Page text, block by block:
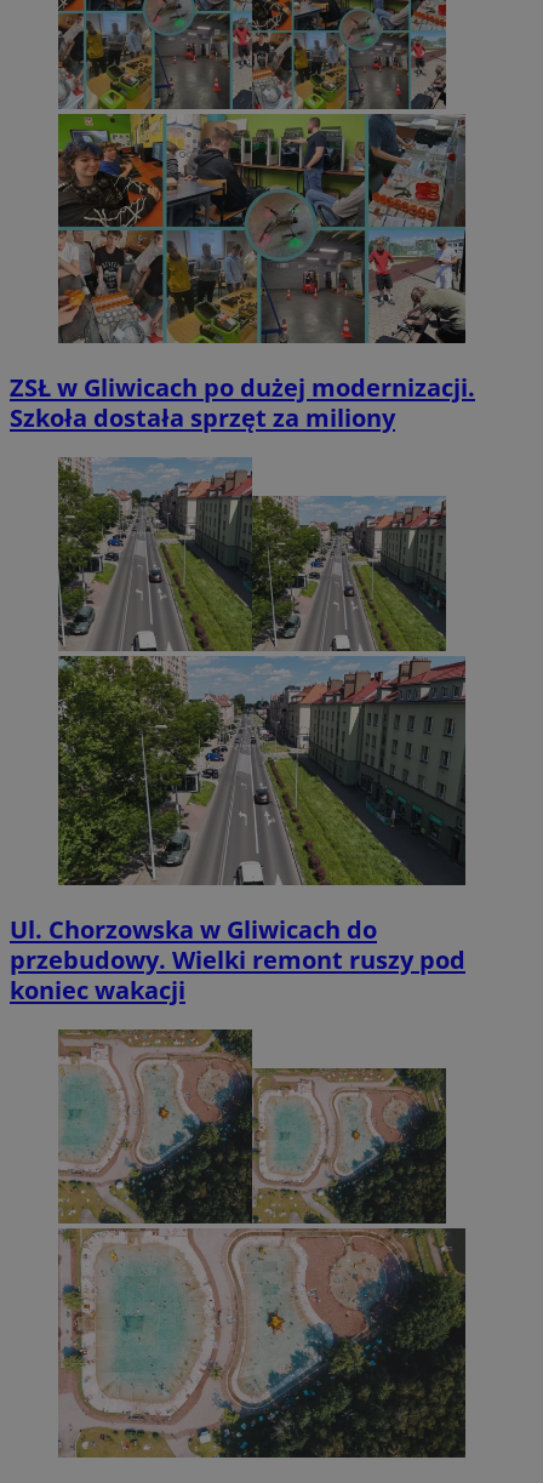
ZSŁ w Gliwicach po dużej modernizacji.
Szkoła dostała sprzęt za miliony
Ul. Chorzowska w Gliwicach do
przebudowy. Wielki remont ruszy pod
koniec wakacji